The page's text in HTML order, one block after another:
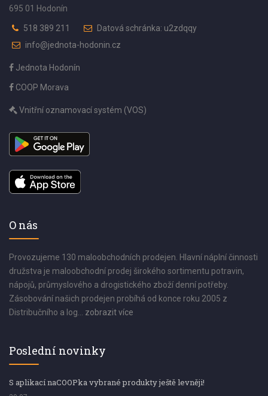
695 01 Hodonín
518 389 211
Datová schránka: u2zdqqy
info@jednota-hodonin.cz
Jednota Hodonín
COOP Morava
Vnitřní oznamovací systém (VOS)
O nás
Provozujeme 130 maloobchodních prodejen. Hlavní náplní činnosti
družstva je maloobchodní prodej širokého sortimentu potravin,
nápojů, průmyslového a drogistického zboží denní potřeby.
Zásobování našich prodejen probíhá od konce roku 2005 z
Distribučního a log... zobrazit více
Poslední novinky
S aplikací naCOOPka vybrané produkty ještě levněji!